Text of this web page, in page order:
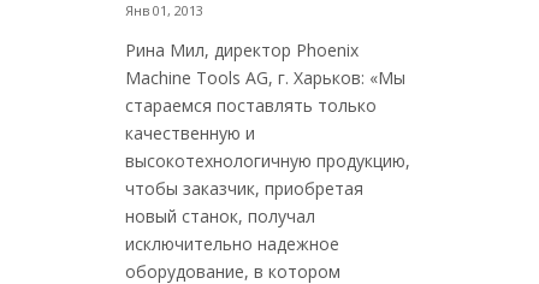
Янв 01, 2013
Рина Мил, директор Phoenix
Machine Tools AG, г. Харьков: «Мы
стараемся поставлять только
качественную и
высокотехнологичную продукцию,
чтобы заказчик, приобретая
новый станок, получал
исключительно надежное
оборудование, в котором